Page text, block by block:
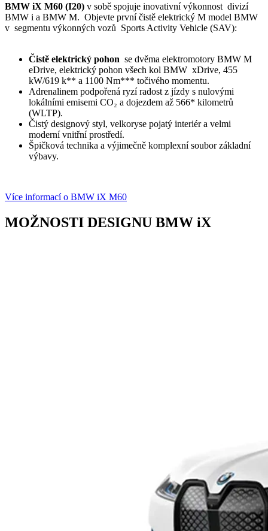
BMW iX M60 (I20) v sobě spojuje inovativní výkonnost divizí
BMW i a BMW M. Objevte první čistě elektrický M model BMW
v segmentu výkonných vozů Sports Activity Vehicle (SAV):
Čistě elektrický pohon se dvěma elektromotory BMW M
eDrive, elektrický pohon všech kol BMW xDrive, 455
kW/619 k** a 1100 Nm*** točivého momentu.
Adrenalinem podpořená ryzí radost z jízdy s nulovými
lokálními emisemi CO₂ a dojezdem až 566* kilometrů
(WLTP).
Čistý designový styl, velkoryse pojatý interiér a velmi
moderní vnitřní prostředí.
Špičková technika a výjimečně komplexní soubor základní
výbavy.
Více informací o BMW iX M60
MOŽNOSTI DESIGNU BMW iX